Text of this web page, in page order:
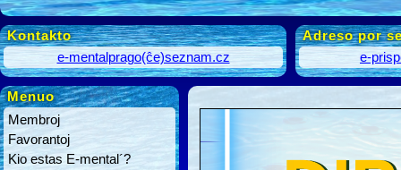
Kontakto
e-mentalprago(ĉe)seznam.cz
Adreso por
e-
Menuo
Membroj
Favorantoj
Kio estas E-mental´?